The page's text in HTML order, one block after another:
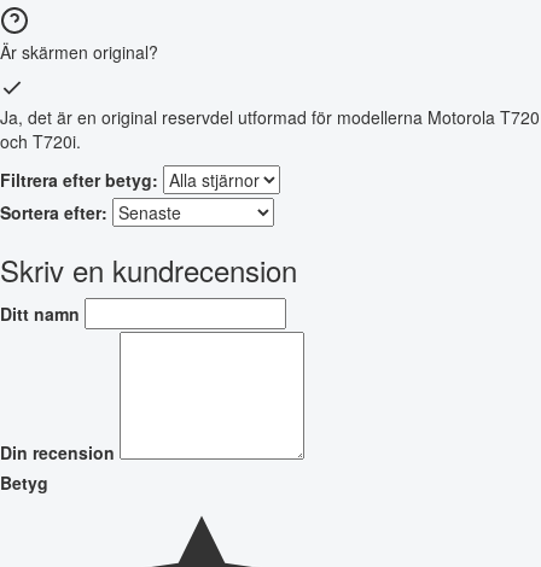
Är skärmen original?
Ja, det är en original reservdel utformad för modellerna Motorola T720
och T720i.
Filtrera efter betyg:
Sortera efter:
Skriv en kundrecension
Ditt namn
Din recension
Betyg